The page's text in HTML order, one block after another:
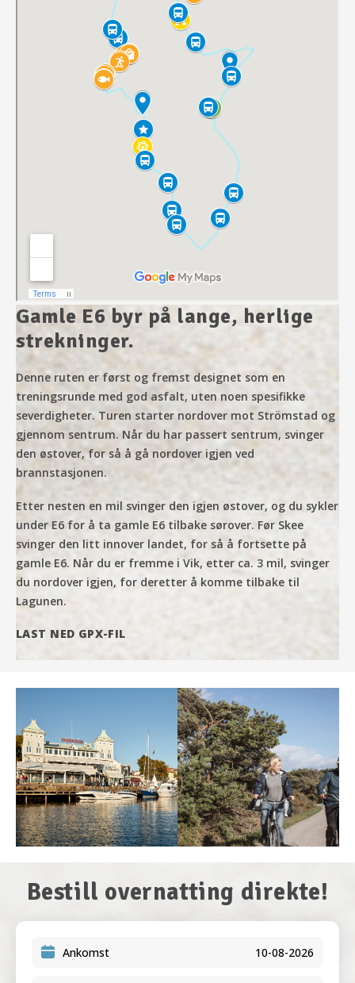
Gamle E6 byr på lange, herlige
strekninger.
Denne ruten er først og fremst designet som en
treningsrunde med god asfalt, uten noen spesifikke
severdigheter. Turen starter nordover mot Strömstad og
gjennom sentrum. Når du har passert sentrum, svinger
den østover, for så å gå nordover igjen ved
brannstasjonen.
Etter nesten en mil svinger den igjen østover, og du sykler
under E6 for å ta gamle E6 tilbake sørover. Før Skee
svinger den litt innover landet, for så å fortsette på
gamle E6. Når du er fremme i Vik, etter ca. 3 mil, svinger
du nordover igjen, for deretter å komme tilbake til
Lagunen.
LAST NED GPX-FIL
Bestill overnatting direkte!
Ankomst